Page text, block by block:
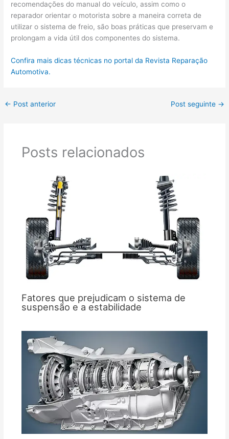
recomendações do manual do veículo, assim como o
reparador orientar o motorista sobre a maneira correta de
utilizar o sistema de freio, são boas práticas que preservam e
prolongam a vida útil dos componentes do sistema.
Confira mais dicas técnicas no portal da Revista Reparação
Automotiva.
← Post anterior Post seguinte →
Posts relacionados
Fatores que prejudicam o sistema de
suspensão e a estabilidade